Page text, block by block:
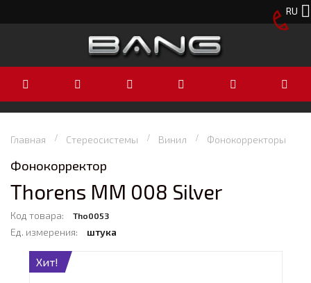
RU
Главная Стереосистемы Винил Фонокорректоры
Фонокорректор
Thorens MM 008 Silver
Код товара: Tho0053
Ед. измерения: штука
Хит!